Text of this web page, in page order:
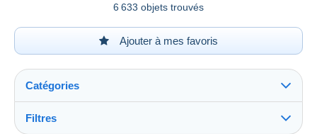
6 633 objets trouvés
Ajouter à mes favoris
Catégories
Filtres